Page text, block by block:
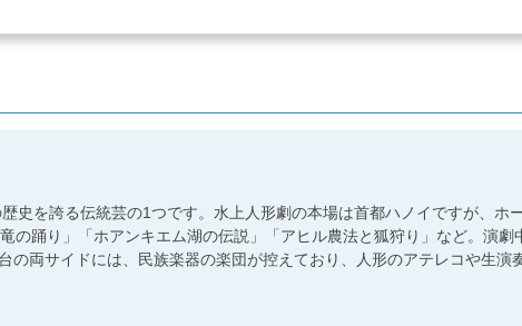
史を誇る伝統芸の1つです。水上人形劇の本場は首都ハノイですが、ホ
の踊り」「ホアンキエム湖の伝説」「アヒル農法と狐狩り」など。演
の両サイドには、民族楽器の楽団が控えており、人形のアテレコや生